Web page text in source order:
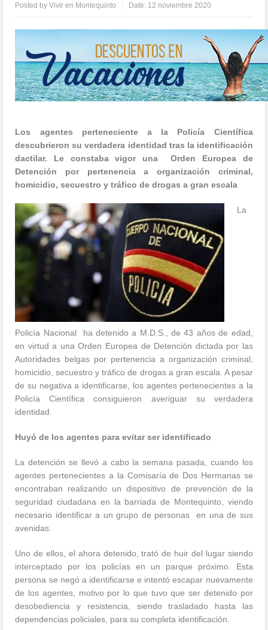
Posted byVivir en Montequinto Date: 12 noviembre 2020
Los agentes perteneciente a la Policía Científica
descubrieron su verdadera identidad tras la identificación
dactilar. Le constaba vigor una
Orden Europea de
Detención por pertenencia a organización criminal,
homicidio, secuestro y tráfico de drogas a gran escala
La
Policía Nacional
ha detenido a M.D.S., de 43 años de edad,
en virtud a una Orden Europea de Detención dictada por las
Autoridades belgas por pertenencia a organización criminal,
homicidio, secuestro y tráfico de drogas a gran escala. A pesar
de su negativa a identificarse, los agentes pertenecientes a la
Policía Científica consiguieron averiguar su verdadera
identidad.
Huyó de los agentes para evitar ser identificado
La detención se llevó a cabo la semana pasada, cuando los
agentes pertenecientes a la Comisaría de Dos Hermanas se
encontraban realizando un dispositivo de prevención de la
seguridad ciudadana en la barriada de Montequinto, viendo
necesario identificar a un grupo de personas
en una de sus
avenidas.
Uno de ellos, el ahora detenido, trató de huir del lugar siendo
interceptado por los policías en un parque próximo. Esta
persona se negó a identificarse e intentó escapar nuevamente
de los agentes, motivo por lo que tuvo que ser detenido por
desobediencia y resistencia, siendo trasladado hasta las
dependencias policiales, para su completa identificación.